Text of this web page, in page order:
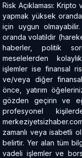
Risk Açıklaması:
yapmak yüksek
için uygun
oranda volatildir
haberler, politik
meselelerden
işlemler ise finansal
ve/veya diğer
önce, yatırım
gözden geçirin ve
profesyonel
zamanlı veya isabetli
belirtir. Yer alan tüm
vadeli işlemler ve